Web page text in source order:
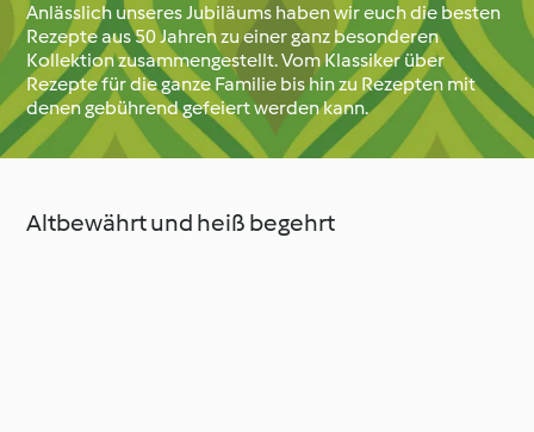
Anlässlich unseres Jubiläums haben wir euch die besten
Rezepte aus 50 Jahren zu einer ganz besonderen
Kollektion zusammengestellt. Vom Klassiker über
Rezepte für die ganze Familie bis hin zu Rezepten mit
denen gebührend gefeiert werden kann.
Altbewährt und heiß begehrt